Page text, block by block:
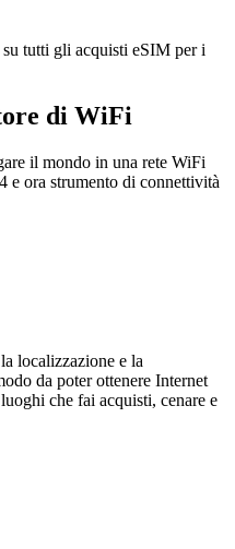
tutti gli acquisti eSIM per i
di WiFi
il mondo in una rete WiFi
e ora strumento di connettività
localizzazione e la
da poter ottenere Internet
che fai acquisti, cenare e